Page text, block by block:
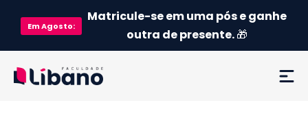
EmAgosto:
Matricule-se em uma pós e ganhe
outra de presente.🎁